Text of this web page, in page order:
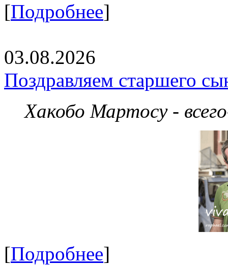
[Подробнее]
03.08.2026
Поздравляем старшего
Хакобо Мартосу -
[Подробнее]